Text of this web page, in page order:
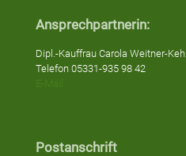
Ansprechpartnerin:
Dipl.-Kauffrau Carola Weitner-Kehl
Telefon 05331-935 98 42
Postanschrift